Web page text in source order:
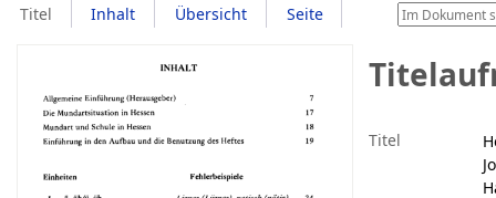
Titel Inhalt Übersicht Seite
Titel